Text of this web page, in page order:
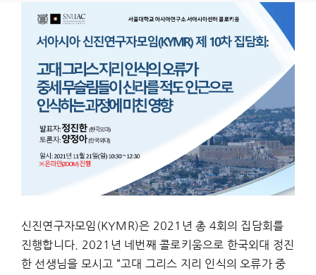
View
Image
신진연구자모임(KYMR)은 2021년 총 4회의 집담회를
진행합니다. 2021년 네번째 콜로키움으로 한국외대 정진
한 선생님을 모시고 “고대 그리스 지리 인식의 오류가 중